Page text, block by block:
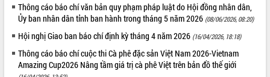
Thông cáo báo chí văn bản quy phạm pháp luật do Hội đồng nhân dân,
Ủy ban nhân dân tỉnh ban hành trong tháng 5 năm 2026 (08/06/2026, 08:20)
Hội nghị Giao ban báo chí định kỳ tháng 4 năm 2026 (16/04/2026, 18:18)
Thông cáo báo chí cuộc thi Cà phê đặc sản Việt Nam 2026-Vietnam
Amazing Cup2026 Nâng tầm giá trị cà phê Việt trên bản đồ thế giới